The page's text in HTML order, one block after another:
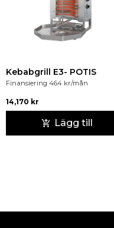
Kebabgrill E3- POTIS
Finansiering 464 kr/mån
14,170 kr
Lägg till